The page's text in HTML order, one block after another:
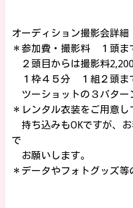
オーディション撮影会詳細
＊参加費・撮影料 １頭ま
２頭目からは撮影料2,200
１枠４５分 １組２頭ま
ツーショットの３パター
＊レンタル衣装をご用意し
持ち込みもOKですが、
で
お願いします。
＊データやフォトグッズ